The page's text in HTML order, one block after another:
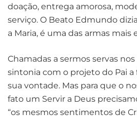
doação, entrega amorosa,
serviço. O Beato Edmundo
a Maria, é uma das armas mais
Chamadas a sermos servas
sintonia com o projeto do Pai a
sua vontade. Mas para que o
fato um Servir a Deus
“os mesmos sentimentos de